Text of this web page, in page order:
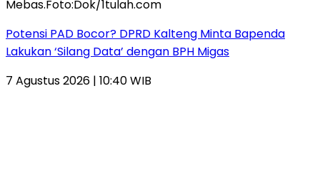
Potensi PAD Bocor? DPRD Kalteng Minta Bapenda
Lakukan ‘Silang Data’ dengan BPH Migas
7 Agustus 2026 | 10:40 WIB